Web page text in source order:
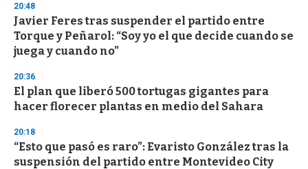
20:48
Javier Feres tras suspender el partido entre
Torque y Peñarol: “Soy yo el que decide cuando se
juega y cuando no”
20:36
El plan que liberó 500 tortugas gigantes para
hacer florecer plantas en medio del Sahara
20:18
“Esto que pasó es raro”: Evaristo González tras la
suspensión del partido entre Montevideo City